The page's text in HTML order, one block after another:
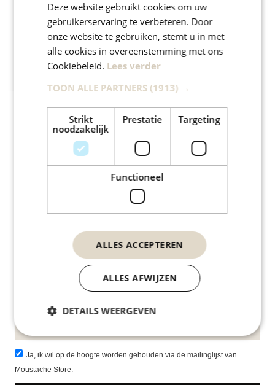
ABOUT US
LIFESTYLE
VALKENBURG WOMEN
VALKENBURG MEN
MAASTRICHT MEN &
WOMEN
GULPEN WOMEN
WAAR KAN IK DE OPENINGSTIJDEN VAN DE WINKELS
WAT IS HET RETOURBELEID?
ALLE FAQ'S
Ja, ik wil op de hoogte worden gehouden via de mailinglijst van
Moustache Store.
Deze website gebruikt cookies om uw
gebruikerservaring te verbeteren. Door
onze website te gebruiken, stemt u in met
alle cookies in overeenstemming met ons
Cookiebeleid. Lees verder
TOON ALLE PARTNERS (1913) →
Strikt
noodzakelijk
Prestatie Targeting
Functioneel
ALLES ACCEPTEREN
ALLES AFWIJZEN
DETAILS WEERGEVEN